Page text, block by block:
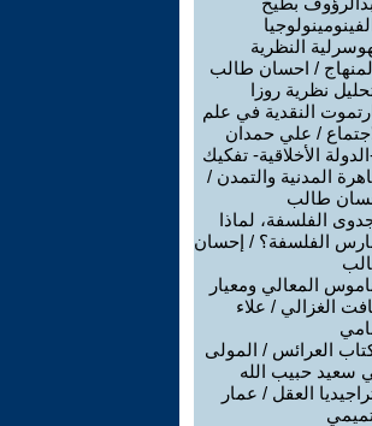
النظرية
/ احسان طالب
نظرية روزا
النقدية في علم
/ علي حمدان
الأخلاقية- تفكيك
المدنية والتمدن /
طالب
الفلسفة، لماذا
الفلسفة؟ / إحسان
المعالي ومعيار
الغزالي / علاء
العرائس / المولى
سعيد حبيب الله
العقل / عمار